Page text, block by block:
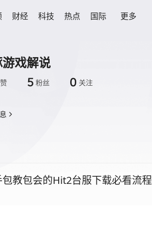
财经 科技 热点 国际 更多
戏解说
5 粉丝 0 关注
教包会的Hit2台服下载必看流程